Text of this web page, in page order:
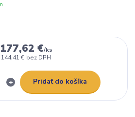
177,62 €/ks
144,41 € bez DPH
Pridať do košíka